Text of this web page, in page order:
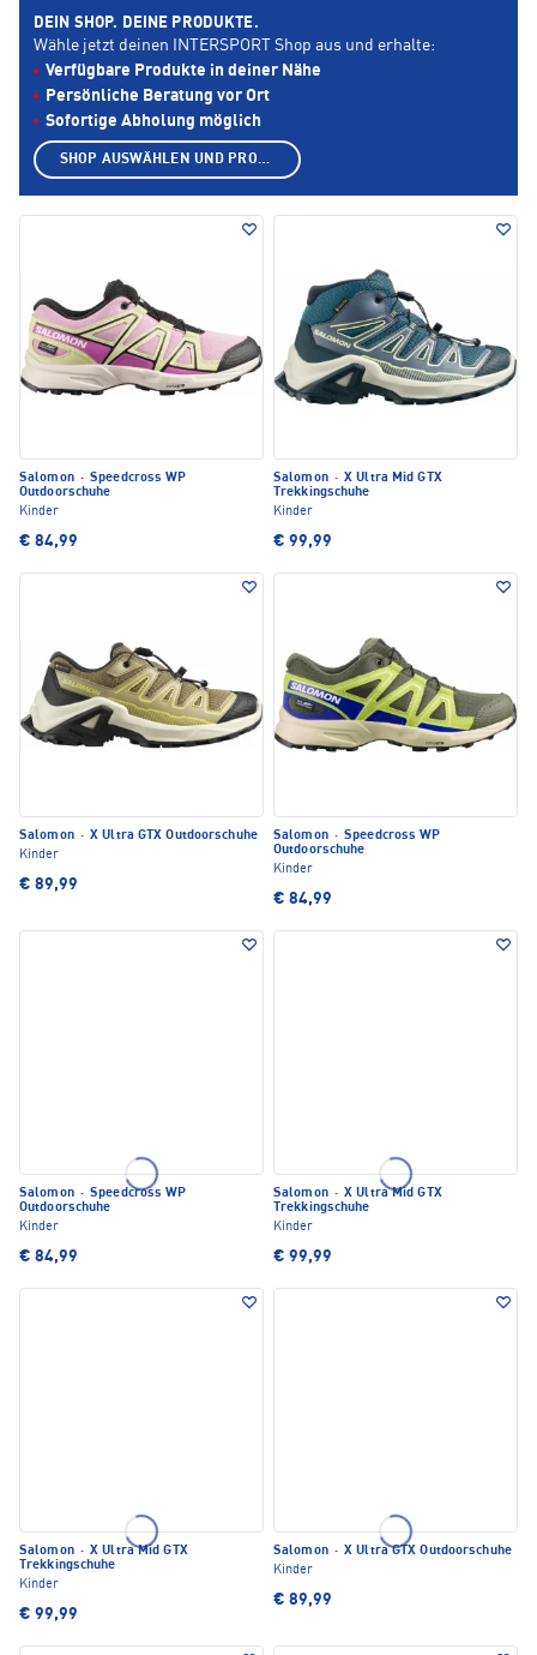
Salomon · Speedcross WP
Outdoorschuhe
Kinder
€ 84,99
Salomon · X Ultra Mid GTX
Trekkingschuhe
Kinder
€ 99,99
Salomon · X Ultra GTX Outdoorschuhe
Kinder
€ 89,99
Salomon · Speedcross WP
Outdoorschuhe
Kinder
€ 84,99
Salomon · Speedcross WP
Outdoorschuhe
Kinder
€ 84,99
Salomon · X Ultra Mid GTX
Trekkingschuhe
Kinder
€ 99,99
Salomon · X Ultra Mid GTX
Trekkingschuhe
Kinder
€ 99,99
Salomon · X Ultra GTX Outdoorschuhe
Kinder
€ 89,99
DEIN SHOP. DEINE PRODUKTE.
Wähle jetzt deinen INTERSPORT Shop aus und erhalte:
Verfügbare Produkte in deiner Nähe
Persönliche Beratung vor Ort
Sofortige Abholung möglich
SHOP AUSWÄHLEN UND PRODUKTE ANZEIGEN